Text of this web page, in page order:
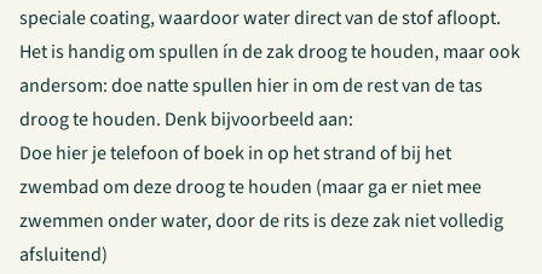
speciale coating, waardoor water direct van de stof afloopt.
Het is handig om spullen ín de zak droog te houden, maar ook
andersom: doe natte spullen hier in om de rest van de tas
droog te houden. Denk bijvoorbeeld aan:
Doe hier je telefoon of boek in op het strand of bij het
zwembad om deze droog te houden (maar ga er niet mee
zwemmen onder water, door de rits is deze zak niet volledig
afsluitend)